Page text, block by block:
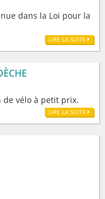
dans la Loi pour la
LIRE LA SUITE
de vélo à petit prix.
LIRE LA SUITE